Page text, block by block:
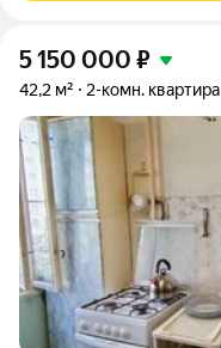
5 150 000 ₽
42,2 м² 2-комн. квартира